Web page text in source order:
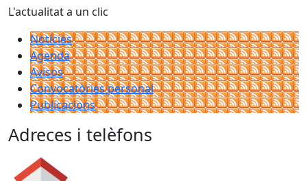
L'actualitat a un clic
Notícies
Agenda
Avisos
Convocatòries personal
Publicacions
Adreces i telèfons